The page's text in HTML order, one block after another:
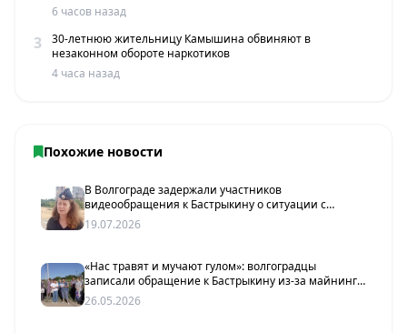
6 часов назад
3
30-летнюю жительницу Камышина обвиняют в
незаконном обороте наркотиков
4 часа назад
Похожие новости
В Волгограде задержали участников
видеообращения к Бастрыкину о ситуации с
бензином
19.07.2026
«Нас травят и мучают гулом»: волгоградцы
записали обращение к Бастрыкину из-за майнинг-
фермы
26.05.2026